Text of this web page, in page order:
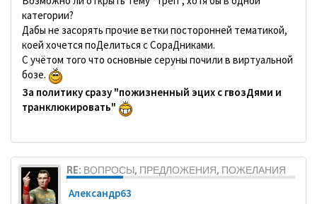
категории?
Дабы не засорять прочие ветки посторонней тематикой,
коей хочется поДелиться с СораДниками.
С учётом того что основные серуны почили в виртуальной
бозе.
За политику сразу "пожизненный эцих с гвозДями и
транклюкировать"
RE: ВОПРОСЫ, ПРЕДЛОЖЕНИЯ, ПОЖЕЛАНИЯ
Александр63